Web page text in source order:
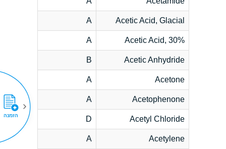
Acetic Acid, Glacial
A
Acetic Acid, 30%
A
Acetic Anhydride
B
Acetone
A
Acetophenone
A
Acetyl Chloride
D
Acetylene
A
הזמנה